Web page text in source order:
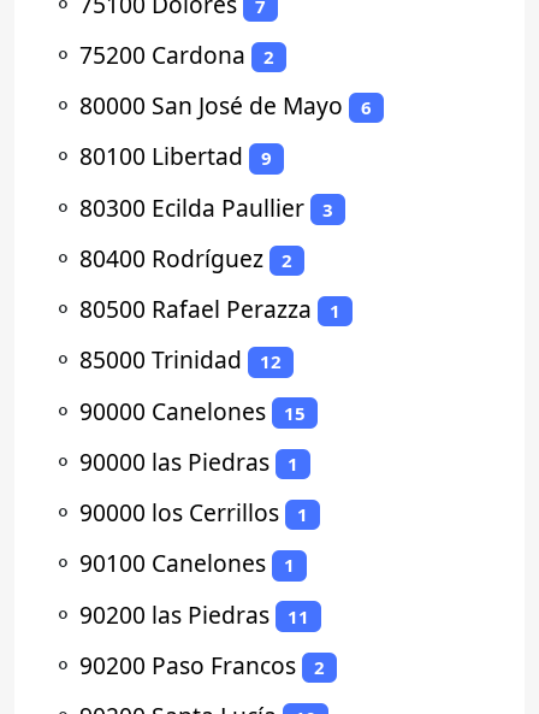
7
⚬ 75200 Cardona 2
⚬ 80000 San José de Mayo 6
⚬ 80100 Libertad 9
⚬ 80300 Ecilda Paullier 3
⚬ 80400 Rodríguez 2
⚬ 80500 Rafael Perazza 1
⚬ 85000 Trinidad 12
⚬ 90000 Canelones 15
⚬ 90000 las Piedras 1
⚬ 90000 los Cerrillos 1
⚬ 90100 Canelones 1
⚬ 90200 las Piedras 11
⚬ 90200 Paso Francos 2